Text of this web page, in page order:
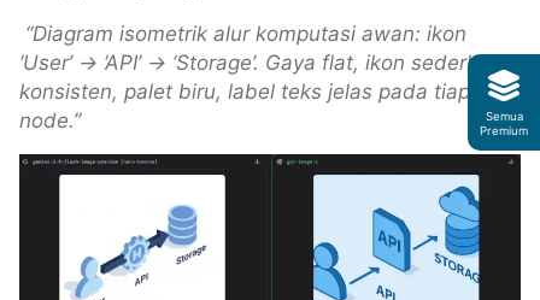
“Diagram isometrik alur komputasi awan: ikon
‘User’ → ‘API’ → ‘Storage’. Gaya flat, ikon sederhana
konsisten, palet biru, label teks jelas pada tiap
node.”
Semua
Premium